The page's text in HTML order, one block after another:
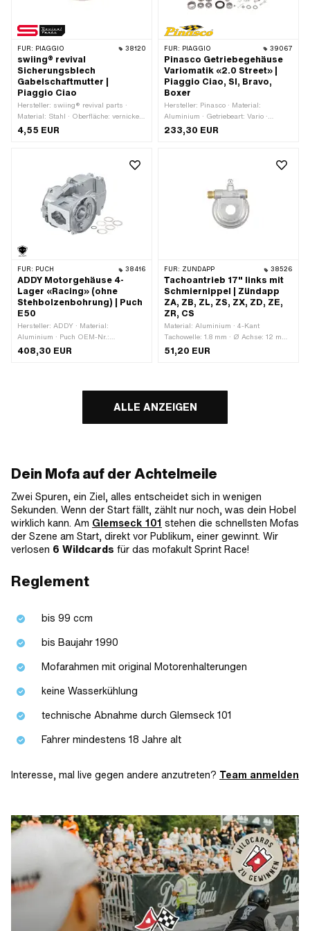
FÜR: PIAGGIO 38120
swiing® revival
Sicherungsblech
Gabelschaftmutter |
Piaggio Ciao
Hersteller: swiing® revival parts ·
Material: Stahl · Oberfläche: vernickelt
· Anzahl Lappen: 2 Stk. · Dicke: 2 mm
· Ø innen: 25.5 mm · Ø aussen: 33.5
4,55 EUR
FÜR: PIAGGIO 39067
Pinasco Getriebegehäuse
Variomatik «2.0 Street» |
Piaggio Ciao, SI, Bravo,
Boxer
Hersteller: Pinasco · Material:
Aluminium · Getriebeart: Vario ·
Anwendungsbereich: Racing ·
Anwendungsbereich: Tuning
233,30 EUR
FÜR: PUCH 38416
ADDY Motorgehäuse 4-
Lager «Racing» (ohne
Stehbolzenbohrung) | Puch
E50
Hersteller: ADDY · Material:
Aluminium · Puch OEM-Nr.:
349.3.10.332.0
408,30 EUR
FÜR: ZÜNDAPP 38526
Tachoantrieb 17" links mit
Schmiernippel | Zündapp
ZA, ZB, ZL, ZS, ZX, ZD, ZE,
ZR, CS
Material: Aluminium · 4-Kant
Tachowelle: 1.8 mm · Ø Achse: 12 mm ·
Nenndurchmesser (Gewinde): 12 mm ·
Radgrösse: 17 " · Gesamthöhe: 18.5
Befestigungsloch: 12.1 mm · Zündapp
OEM-Nr.: 446-16.600
51,20 EUR
ALLE ANZEIGEN
Dein Mofa auf der Achtelmeile
Zwei Spuren, ein Ziel, alles entscheidet sich in wenigen
Sekunden. Wenn der Start fällt, zählt nur noch, was dein Hobel
wirklich kann. Am Glemseck 101 stehen die schnellsten Mofas
der Szene am Start, direkt vor Publikum, einer gewinnt. Wir
verlosen 6 Wildcards für das mofakult Sprint Race!
Reglement
bis 99 ccm
bis Baujahr 1990
Mofarahmen mit original Motorenhalterungen
keine Wasserkühlung
technische Abnahme durch Glemseck 101
Fahrer mindestens 18 Jahre alt
Interesse, mal live gegen andere anzutreten? Team anmelden